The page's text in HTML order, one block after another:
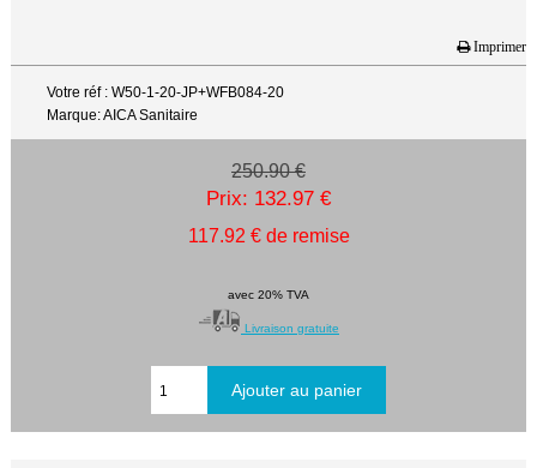
Imprimer
Votre réf : W50-1-20-JP+WFB084-20
Marque: AICA Sanitaire
250.90 €
Prix: 132.97 €
117.92 € de remise
avec 20% TVA
Livraison gratuite